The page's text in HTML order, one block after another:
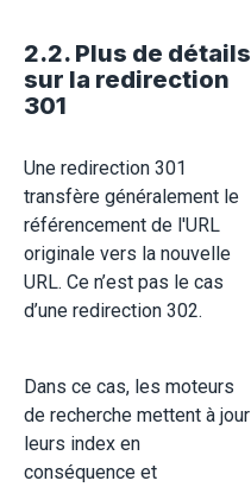
2.2. Plus de détails
sur la redirection
301
Une redirection 301
transfère généralement le
référencement de l'URL
originale vers la nouvelle
URL. Ce n’est pas le cas
d’une redirection 302.
Dans ce cas, les moteurs
de recherche mettent à jour
leurs index en
conséquence et